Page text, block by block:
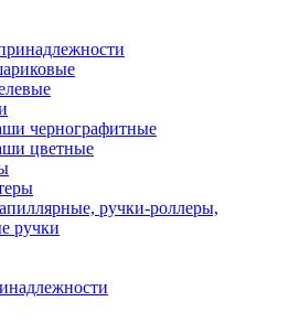
чернографитные
цветные
ручки-роллеры,
ручки